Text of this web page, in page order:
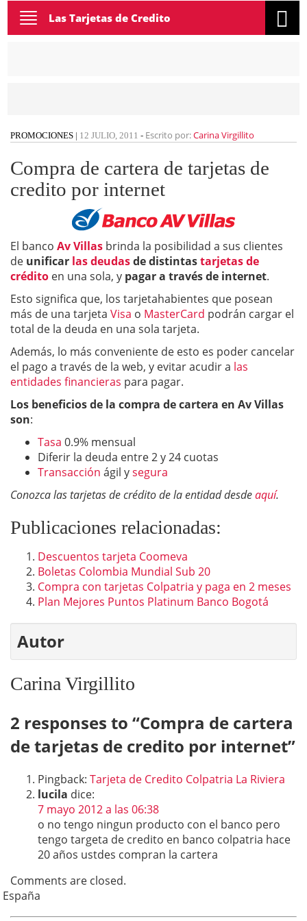
Toggle
navigation
Las Tarjetas de Credito
PROMOCIONES | 12 JULIO, 2011 - Escrito por:Carina Virgillito
Compra de cartera de tarjetas de
credito por internet
El banco Av Villas brinda la posibilidad a sus clientes
de unificar las deudasde distintastarjetas de
crédito en una sola, y pagar a través de internet.
Esto significa que, los tarjetahabientes que posean
más de una tarjeta Visa o MasterCard podrán cargar el
total de la deuda en una sola tarjeta.
Además, lo más conveniente de esto es poder cancelar
el pago a través de la web, y evitar acudir a las
entidades financieras para pagar.
Los beneficios de la compra de cartera en Av Villas
son:
Tasa 0.9% mensual
Diferir la deuda entre 2 y 24 cuotas
Transacción ágil ysegura
Conozca las tarjetas de crédito de la entidad desdeaquí.
Publicaciones relacionadas:
Descuentos tarjeta Coomeva
Boletas Colombia Mundial Sub 20
Compra con tarjetas Colpatria y paga en 2 meses
Plan Mejores Puntos Platinum Banco Bogotá
Autor
Carina Virgillito
2 responses to “Compra de cartera
de tarjetas de credito por internet”
Pingback: Tarjeta de Credito Colpatria La Riviera
lucila dice:
7 mayo 2012 a las 06:38
o no tengo ningun producto con el banco pero
tengo targeta de credito en banco colpatria hace
20 años ustdes compran la cartera
Comments are closed.
España